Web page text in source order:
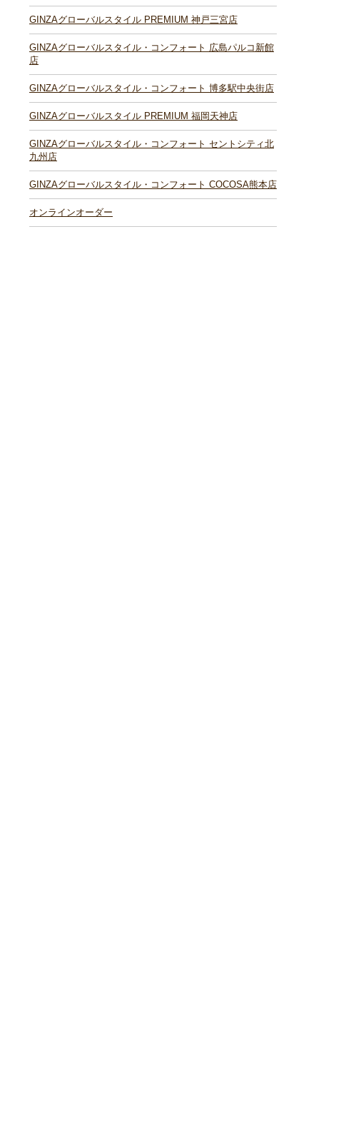
GINZAグローバルスタイル PREMIUM 神戸三宮店
GINZAグローバルスタイル・コンフォート 広島パルコ新館
店
GINZAグローバルスタイル・コンフォート 博多駅中央街店
GINZAグローバルスタイル PREMIUM 福岡天神店
GINZAグローバルスタイル・コンフォート セントシティ北
九州店
GINZAグローバルスタイル・コンフォート COCOSA熊本店
オンラインオーダー